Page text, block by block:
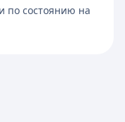
по состоянию на